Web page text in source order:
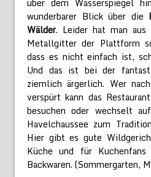
über dem Wasserspiegel
wunderbarer Blick über die
Wälder. Leider hat man aus
Metallgitter der Plattform
dass es nicht einfach ist,
Und das ist bei der
ziemlich ärgerlich. Wer
verspürt kann das
besuchen oder wechselt
Havelchaussee zum
Hier gibt es gute
Küche und für Kuchenfans
Backwaren. (Sommergarten,